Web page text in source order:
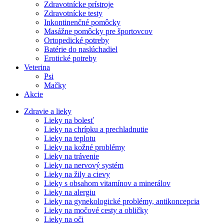
Zdravotnícke prístroje
Zdravotnícke testy
Inkontinenčné pomôcky
Masážne pomôcky pre športovcov
Ortopedické potreby
Batérie do naslúchadiel
Erotické potreby
Veterina
Psi
Mačky
Akcie
Zdravie a lieky
Lieky na bolesť
Lieky na chrípku a prechladnutie
Lieky na teplotu
Lieky na kožné problémy
Lieky na trávenie
Lieky na nervový systém
Lieky na žily a cievy
Lieky s obsahom vitamínov a minerálov
Lieky na alergiu
Lieky na gynekologické problémy, antikoncepcia
Lieky na močové cesty a obličky
Lieky na oči